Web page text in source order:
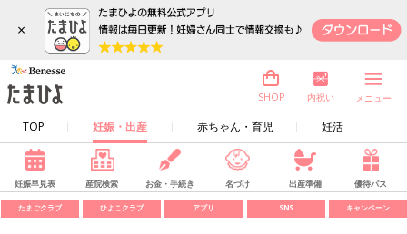
×
TOP 妊娠・出産 赤ちゃん・育児 妊活
SHOP 内祝い メニュー
妊娠早見表 産院検索 お金・手続き 名づけ 出産準備 優待パス
たまごクラブ ひよこクラブ アプリ SNS キャンペーン